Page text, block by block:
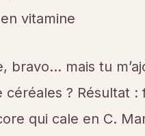
vitamine
bravo… mais tu
? Résultat
qui cale en C.